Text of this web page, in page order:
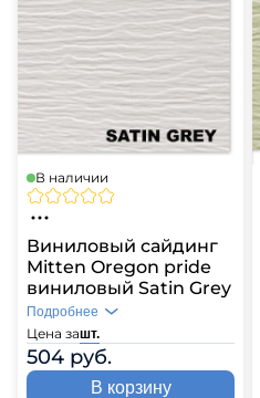
В наличии
Виниловый сайдинг
Mitten Oregon pride
виниловый Satin Grey
Цена зашт.
504 руб.
Подробнее
В корзину